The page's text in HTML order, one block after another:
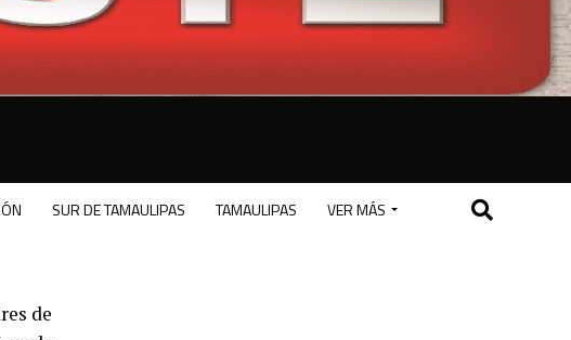
SUR DE TAMAULIPAS TAMAULIPAS VER MÁS
de